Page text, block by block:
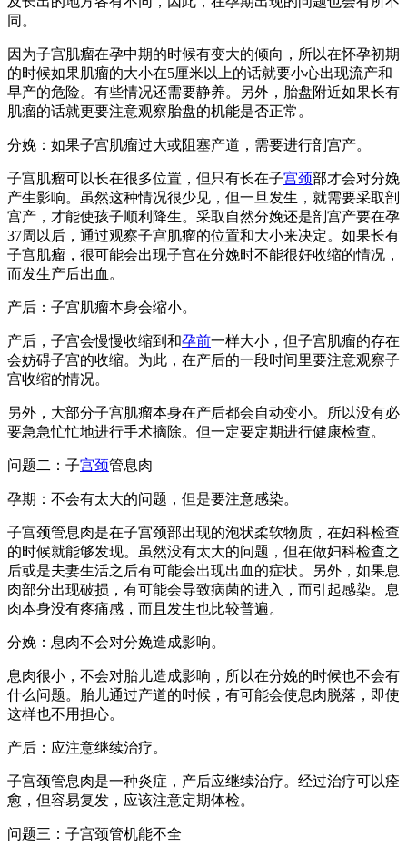
同。
因为子宫肌瘤在孕中期的时候有变大的倾向，所以在怀孕初期
的时候如果肌瘤的大小在5厘米以上的话就要小心出现流产和
早产的危险。有些情况还需要静养。另外，胎盘附近如果长有
肌瘤的话就更要注意观察胎盘的机能是否正常。
分娩：如果子宫肌瘤过大或阻塞产道，需要进行剖宫产。
子宫肌瘤可以长在很多位置，但只有长在子宫颈部才会对分娩
产生影响。虽然这种情况很少见，但一旦发生，就需要采取剖
宫产，才能使孩子顺利降生。采取自然分娩还是剖宫产要在孕
37周以后，通过观察子宫肌瘤的位置和大小来决定。如果长有
子宫肌瘤，很可能会出现子宫在分娩时不能很好收缩的情况，
而发生产后出血。
产后：子宫肌瘤本身会缩小。
产后，子宫会慢慢收缩到和孕前一样大小，但子宫肌瘤的存在
会妨碍子宫的收缩。为此，在产后的一段时间里要注意观察子
宫收缩的情况。
另外，大部分子宫肌瘤本身在产后都会自动变小。所以没有必
要急急忙忙地进行手术摘除。但一定要定期进行健康检查。
问题二：子宫颈管息肉
孕期：不会有太大的问题，但是要注意感染。
子宫颈管息肉是在子宫颈部出现的泡状柔软物质，在妇科检查
的时候就能够发现。虽然没有太大的问题，但在做妇科检查之
后或是夫妻生活之后有可能会出现出血的症状。另外，如果息
肉部分出现破损，有可能会导致病菌的进入，而引起感染。息
肉本身没有疼痛感，而且发生也比较普遍。
分娩：息肉不会对分娩造成影响。
息肉很小，不会对胎儿造成影响，所以在分娩的时候也不会有
什么问题。胎儿通过产道的时候，有可能会使息肉脱落，即使
这样也不用担心。
产后：应注意继续治疗。
子宫颈管息肉是一种炎症，产后应继续治疗。经过治疗可以痊
愈，但容易复发，应该注意定期体检。
问题三：子宫颈管机能不全